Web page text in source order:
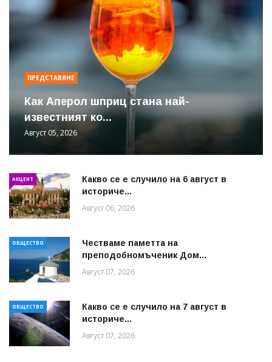
ПРЕДСТАВЯНЕ
Как Аперол шприц стана най-
известният ко...
Август 05, 2026
АКЦЕНТ
Какво се е случило на 6 август в
историче...
Август 06, 2026
ОБЩЕСТВО
Честваме паметта на
преподобномъченик Дом...
Август 07, 2026
ОБЩЕСТВО
Какво се е случило на 7 август в
историче...
Август 07, 2026